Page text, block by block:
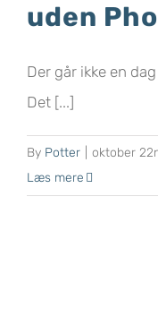
uden
Der går ikke en
Det [...]
By Potter oktober
Læs mere